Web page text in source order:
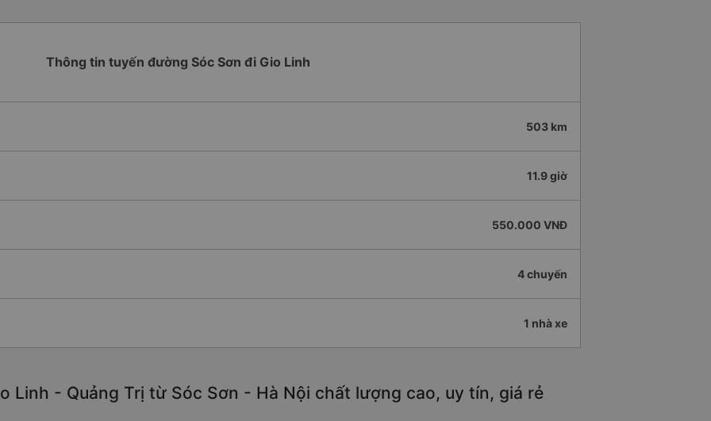
Thông tin tuyến đường Sóc Sơn đi Gio Linh
503 km
11.9 giờ
550.000 VNĐ
4 chuyến
1 nhà xe
Linh - Quảng Trị từ Sóc Sơn - Hà Nội chất lượng cao, uy tín, giá rẻ